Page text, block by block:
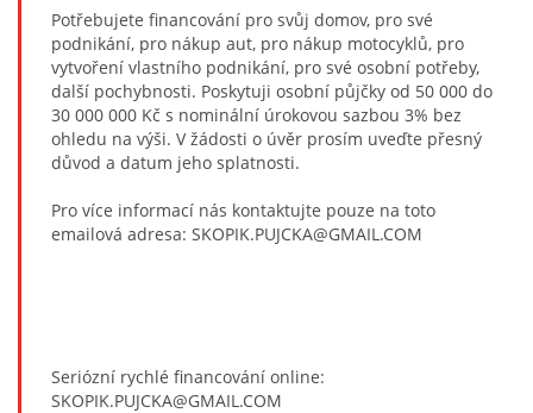
Potřebujete financování pro svůj domov, pro své
podnikání, pro nákup aut, pro nákup motocyklů, pro
vytvoření vlastního podnikání, pro své osobní potřeby,
další pochybnosti. Poskytuji osobní půjčky od 50 000 do
30 000 000 Kč s nominální úrokovou sazbou 3% bez
ohledu na výši. V žádosti o úvěr prosím uveďte přesný
důvod a datum jeho splatnosti.
Pro více informací nás kontaktujte pouze na toto
emailová adresa: SKOPIK.PUJCKA@GMAIL.COM
Seriózní rychlé financování online:
SKOPIK.PUJCKA@GMAIL.COM